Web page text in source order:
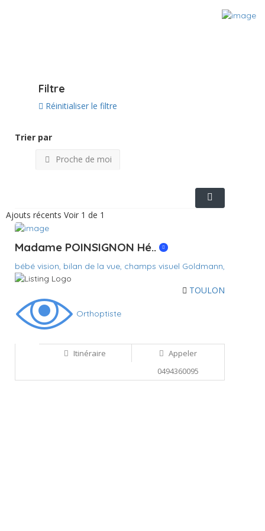
Filtre
Réinitialiser le filtre
Trier par
Proche de moi
Ajouts récents Voir 1 de 1
Madame POINSIGNON Hé..
bébé vision, bilan de la vue, champs visuel Goldmann,
Orthoptiste
TOULON
Itinéraire
Appeler
0494360095